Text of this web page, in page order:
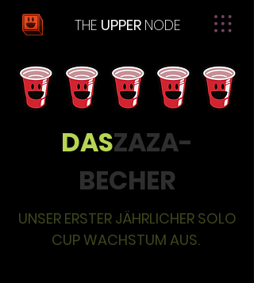
THE UPPER NODE
DASZAZA-
BECHER
UNSER ERSTER JÄHRLICHER SOLO
CUP WACHSTUM AUS.